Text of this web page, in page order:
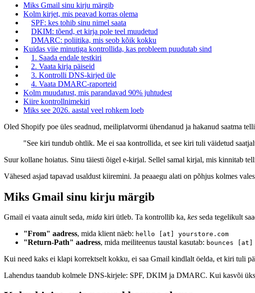
Miks Gmail sinu kirju märgib
Kolm kirjet, mis peavad korras olema
SPF: kes tohib sinu nimel saata
DKIM: tõend, et kirja pole teel muudetud
DMARC: poliitika, mis seob kõik kokku
Kuidas viie minutiga kontrollida, kas probleem puudutab sind
1. Saada endale testkiri
2. Vaata kirja päiseid
3. Kontrolli DNS-kirjed üle
4. Vaata DMARC-raporteid
Kolm muudatust, mis parandavad 90% juhtudest
Kiire kontrollnimekiri
Miks see 2026. aastal veel rohkem loeb
Oled Shopify poe üles seadnud, meiliplatvormi ühendanud ja hakanud saatma
"See kiri tundub ohtlik. Me ei saa kontrollida, et see kiri tuli väidetud
Suur kollane hoiatus. Sinu täiesti õigel e-kirjal. Sellel samal kirjal, mis kinnitab
Vähesed asjad tapavad usaldust kiiremini. Ja peaaegu alati on põhjus kolmes
Miks Gmail sinu kirju märgib
Gmail ei vaata ainult seda, mida kiri ütleb. Ta kontrollib ka, kes seda tegelikult
"From" aadress, mida klient näeb: hello [at] yourstore.com
"Return-Path" aadress, mida meiliteenus taustal kasutab: bounces
Kui need kaks ei klapi korrektselt kokku, ei saa Gmail kindlalt öelda, et kiri tuli
Lahendus taandub kolmele DNS-kirjele: SPF, DKIM ja DMARC. Kui kasvõi